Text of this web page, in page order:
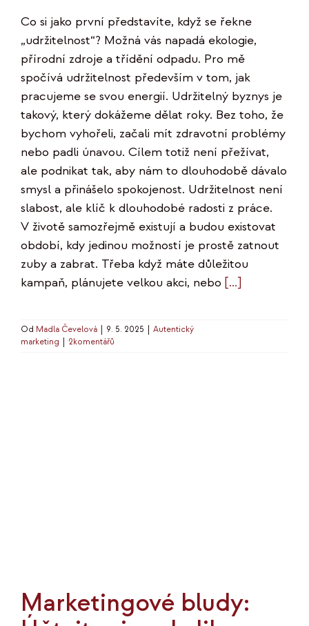
Co si jako první představíte, když se řekne
„udržitelnost“? Možná vás napadá ekologie,
přírodní zdroje a třídění odpadu. Pro mě
spočívá udržitelnost především v tom, jak
pracujeme se svou energií. Udržitelný byznys je
takový, který dokážeme dělat roky. Bez toho, že
bychom vyhořeli, začali mít zdravotní problémy
nebo padli únavou. Cílem totiž není přežívat,
ale podnikat tak, aby nám to dlouhodobě dávalo
smysl a přinášelo spokojenost. Udržitelnost není
slabost, ale klíč k dlouhodobé radosti z práce.
V životě samozřejmě existují a budou existovat
období, kdy jedinou možností je prostě zatnout
zuby a zabrat. Třeba když máte důležitou
kampaň, plánujete velkou akci, nebo [...]
Od Madla Čevelová 9. 5. 2025
Autentický
marketing
2komentářů
Marketingové bludy: